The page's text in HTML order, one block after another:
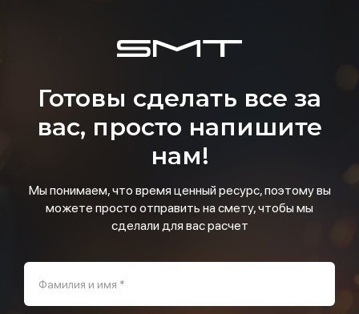
Готовы сделать все за
вас, просто напишите
нам!
Мы понимаем, что время ценный ресурс, поэтому вы
можете просто отправить на смету, чтобы мы
сделали для вас расчет
Фамилия и имя *